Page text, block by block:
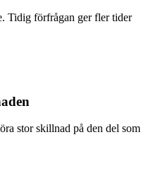
Tidig förfrågan ger fler tider
stor skillnad på den del som